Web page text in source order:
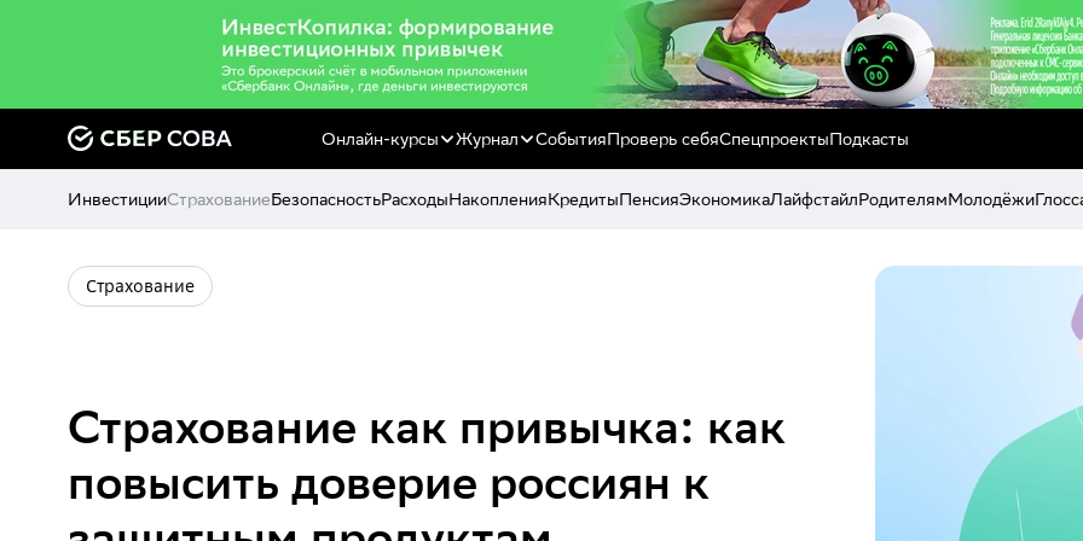
Онлайн-курсы Журнал СобытияПроверь себяСпецпроектыПодкасты
ИнвестицииСтрахованиеБезопасностьРасходыНакопленияКредитыПенсияЭкономикаЛайфстайлРодителямМолодёжи
Страхование
Страхование как привычка: как
повысить доверие россиян к